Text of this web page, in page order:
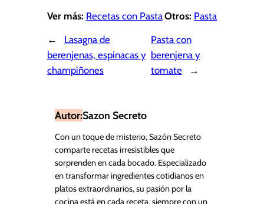
Ver más: Recetas con PastaOtros: Pasta
←
Lasagna de
berenjenas, espinacas y
champiñones
Pasta con
berenjena y
tomate
→
Autor:Sazon Secreto
Con un toque de misterio, Sazón Secreto
comparte recetas irresistibles que
sorprenden en cada bocado. Especializado
en transformar ingredientes cotidianos en
platos extraordinarios, su pasión por la
cocina está en cada receta, siempre con un